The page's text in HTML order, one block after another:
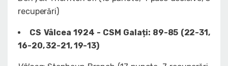
recuperări)
CS Vâlcea 1924 - CSM Galați: 89-85 (22-31,
16-20, 32-21, 19-13)